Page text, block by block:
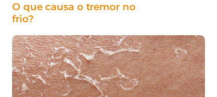
O que causa o tremor no
frio?